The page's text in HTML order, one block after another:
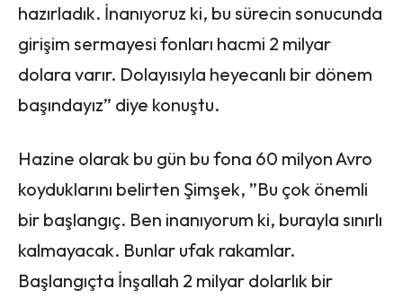
hazırladık. İnanıyoruz ki, bu sürecin sonucunda
girişim sermayesi fonları hacmi 2 milyar
dolara varır. Dolayısıyla heyecanlı bir dönem
başındayız” diye konuştu.
Hazine olarak bu gün bu fona 60 milyon Avro
koyduklarını belirten Şimşek, ”Bu çok önemli
bir başlangıç. Ben inanıyorum ki, burayla sınırlı
kalmayacak. Bunlar ufak rakamlar.
Başlangıçta İnşallah 2 milyar dolarlık bir